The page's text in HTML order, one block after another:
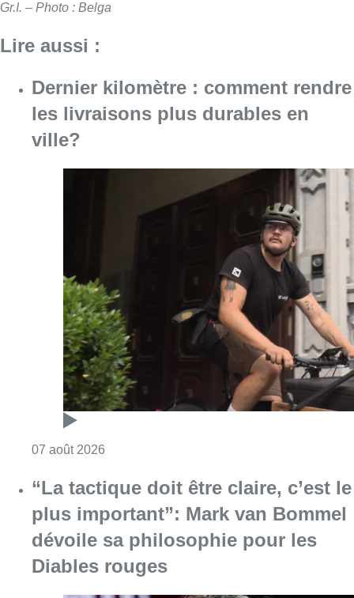
Gr.I. – Photo : Belga
Lire aussi :
Dernier kilomètre : comment rendre
les livraisons plus durables en
ville?
07 août 2026
“La tactique doit être claire, c’est le
plus important”: Mark van Bommel
dévoile sa philosophie pour les
Diables rouges